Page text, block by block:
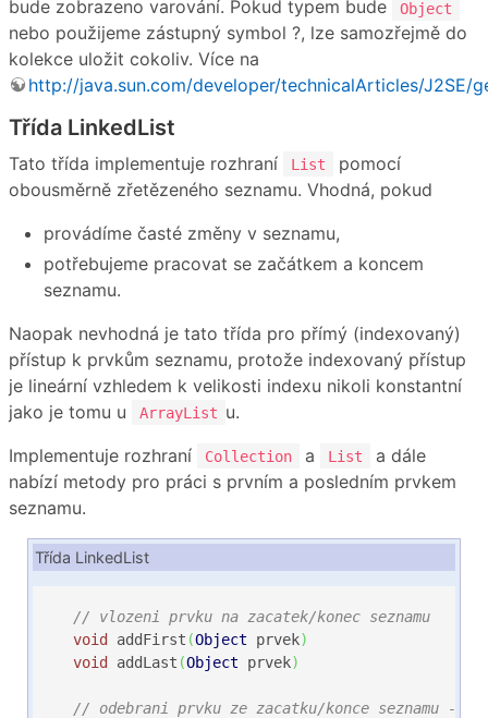
bude zobrazeno varování. Pokud typem bude
Object
nebo použijeme zástupný symbol ?, lze samozřejmě do
kolekce uložit cokoliv. Více na
http://java.sun.com/developer/technicalArticles/J2SE/
Třída LinkedList
Tato třída implementuje rozhraní List
pomocí
obousměrně zřetězeného seznamu. Vhodná, pokud
provádíme časté změny v seznamu,
potřebujeme pracovat se začátkem a koncem
seznamu.
Naopak nevhodná je tato třída pro přímý (indexovaný)
přístup k prvkům seznamu, protože indexovaný přístup
je lineární vzhledem k velikosti indexu nikoli konstantní
jako je tomu u
ArrayList u.
Implementuje rozhraní
Collection a List
a dále
nabízí metody pro práci s prvním a posledním prvkem
seznamu.
Třída LinkedList
// vlozeni prvku na zacatek/konec seznamu
void addFirst (Object prvek)
void addLast (Object prvek)
// odebrani prvku ze zacatku/konce seznamu -